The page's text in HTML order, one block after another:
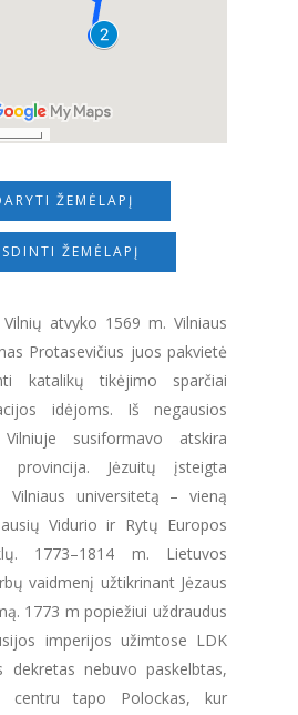
ŽEMĖLAPĮ
ŽEMĖLAPĮ
atvyko 1569 m. Vilniaus
Protasevičius juos pakvietė
katalikų tikėjimo sparčiai
idėjoms. Iš negausios
susiformavo atskira
provincija. Jėzuitų įsteigta
universitetą – vieną
Vidurio ir Rytų Europos
1773–1814 m. Lietuvos
vaidmenį užtikrinant Jėzaus
1773 m popiežiui uždraudus
imperijos užimtose LDK
dekretas nebuvo paskelbtas,
centru tapo Polockas, kur